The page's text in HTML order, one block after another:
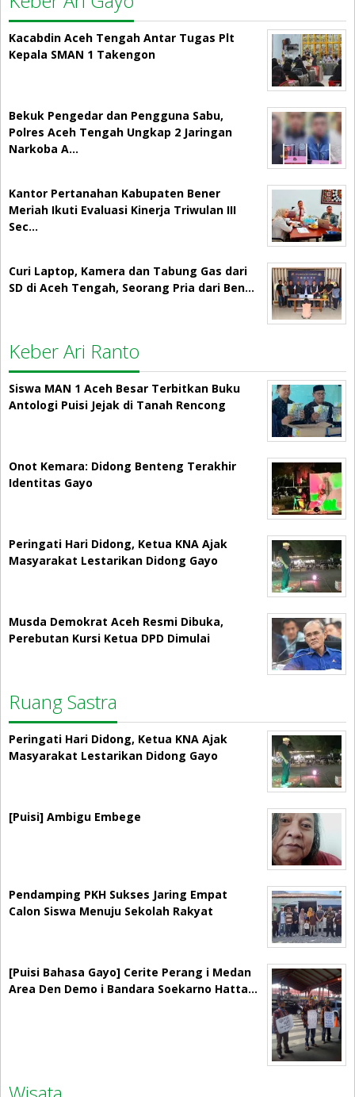
Kacabdin Aceh Tengah Antar Tugas Plt
Kepala SMAN 1 Takengon
Bekuk Pengedar dan Pengguna Sabu,
Polres Aceh Tengah Ungkap 2 Jaringan
Narkoba A…
Kantor Pertanahan Kabupaten Bener
Meriah Ikuti Evaluasi Kinerja Triwulan III
Sec…
Curi Laptop, Kamera dan Tabung Gas dari
SD di Aceh Tengah, Seorang Pria dari Ben…
Keber Ari Ranto
Siswa MAN 1 Aceh Besar Terbitkan Buku
Antologi Puisi Jejak di Tanah Rencong
Onot Kemara: Didong Benteng Terakhir
Identitas Gayo
Peringati Hari Didong, Ketua KNA Ajak
Masyarakat Lestarikan Didong Gayo
Musda Demokrat Aceh Resmi Dibuka,
Perebutan Kursi Ketua DPD Dimulai
Ruang Sastra
Peringati Hari Didong, Ketua KNA Ajak
Masyarakat Lestarikan Didong Gayo
[Puisi] Ambigu Embege
Pendamping PKH Sukses Jaring Empat
Calon Siswa Menuju Sekolah Rakyat
[Puisi Bahasa Gayo] Cerite Perang i Medan
Area Den Demo i Bandara Soekarno Hatta…